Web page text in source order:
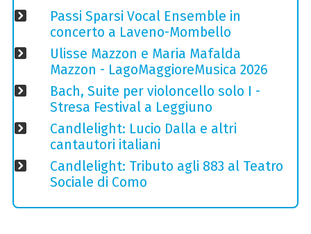
Passi Sparsi Vocal Ensemble in
concerto a Laveno-Mombello
Ulisse Mazzon e Maria Mafalda
Mazzon - LagoMaggioreMusica 2026
Bach, Suite per violoncello solo I -
Stresa Festival a Leggiuno
Candlelight: Lucio Dalla e altri
cantautori italiani
Candlelight: Tributo agli 883 al Teatro
Sociale di Como